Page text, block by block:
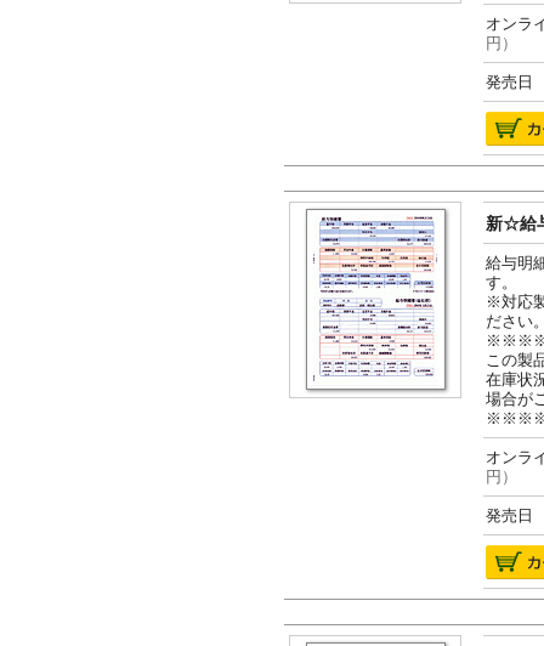
オン
円）
発売日
新☆給
給与明
す。
※対応
ださい
この製
在庫状
場合が
オン
円）
発売日